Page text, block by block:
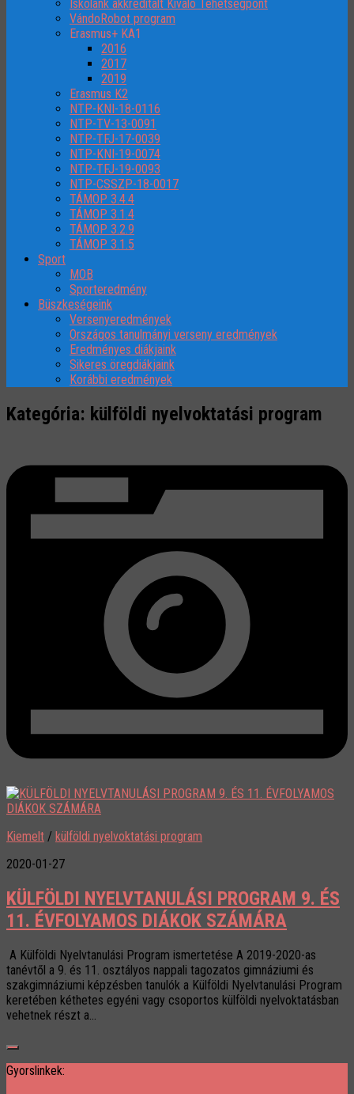
Iskolánk akkreditált Kiváló Tehetségpont
VándoRobot program
Erasmus+ KA1
2016
2017
2019
Erasmus K2
NTP-KNI-18-0116
NTP-TV-13-0091
NTP-TFJ-17-0039
NTP-KNI-19-0074
NTP-TFJ-19-0093
NTP-CSSZP-18-0017
TÁMOP 3.4.4
TÁMOP 3.1.4
TÁMOP 3.2.9
TÁMOP 3.1.5
Sport
MOB
Sporteredmény
Büszkeségeink
Versenyeredmények
Országos tanulmányi verseny eredmények
Eredményes diákjaink
Sikeres öregdiákjaink
Korábbi eredmények
Kategória: külföldi nyelvoktatási program
Kiemelt / külföldi nyelvoktatási program
2020-01-27
KÜLFÖLDI NYELVTANULÁSI PROGRAM 9. ÉS
11. ÉVFOLYAMOS DIÁKOK SZÁMÁRA
A Külföldi Nyelvtanulási Program ismertetése A 2019-2020-as
tanévtől a 9. és 11. osztályos nappali tagozatos gimnáziumi és
szakgimnáziumi képzésben tanulók a Külföldi Nyelvtanulási Program
keretében kéthetes egyéni vagy csoportos külföldi nyelvoktatásban
vehetnek részt a...
Gyorslinkek: